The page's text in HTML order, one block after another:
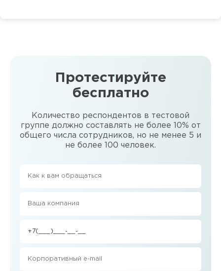
Протестируйте
бесплатно
Количество респондентов в тестовой
группе должно составлять не более 10% от
общего числа сотрудников, но не менее 5 и
не более 100 человек.